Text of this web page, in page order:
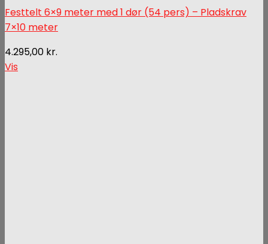
Festtelt 6×9 meter med 1 dør (54 pers) – Pladskrav
7×10 meter
4.295,00 kr.
Vis